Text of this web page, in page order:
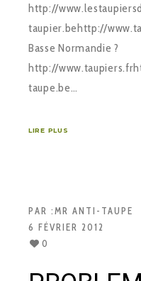
http://
taupier.behttp://
Basse Normandie ?
http://
taupe.be…
LIRE PLUS
PAR :MR ANTI-TAUPE
6 FÉVRIER 2012
0